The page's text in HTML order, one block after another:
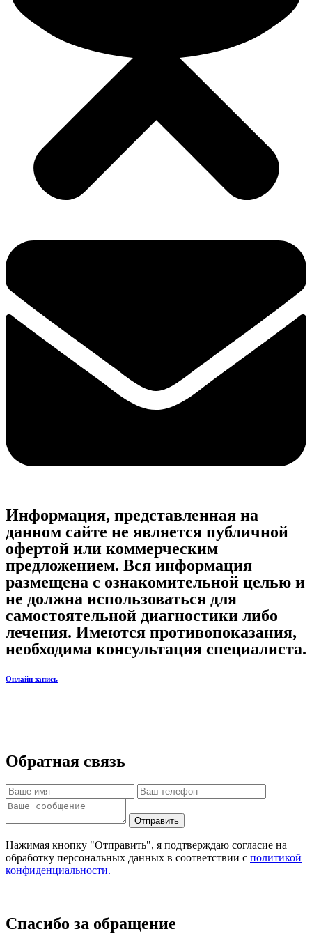
Информация, представленная на
данном сайте не является публичной
офертой или коммерческим
предложением. Вся информация
размещена с ознакомительной целью и
не должна использоваться для
самостоятельной диагностики либо
лечения. Имеются противопоказания,
необходима консультация специалиста.
Онлайн запись
Обратная связь
Отправить
Нажимая кнопку "Отправить", я подтверждаю согласие на
обработку персональных данных в соответствии с политикой
конфиденциальности.
Спасибо за обращение